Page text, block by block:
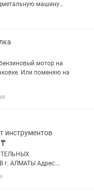
машину
уборки асфальта,
дворов и других
мотор на
Или поменяю на
инструментов
₸
Адрес:
рядом кар сити)
В чистом и